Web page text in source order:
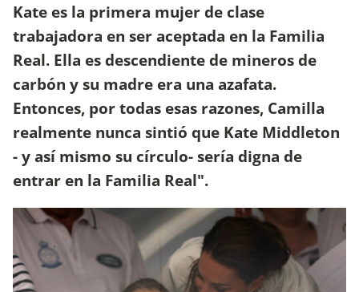
Kate es la primera mujer de clase
trabajadora en ser aceptada en la Familia
Real. Ella es descendiente de mineros de
carbón y su madre era una azafata.
Entonces, por todas esas razones, Camilla
realmente nunca sintió que Kate Middleton
- y así mismo su círculo- sería digna de
entrar en la Familia Real".